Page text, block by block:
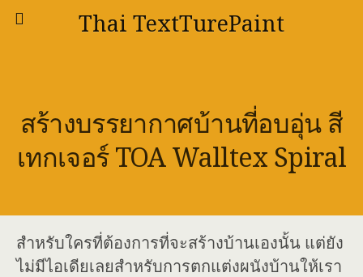
Thai TextTurePaint
สร้างบรรยากาศบ้านที่อบอุ่น สี
เทกเจอร์ TOA Walltex Spiral
สำหรับใครที่ต้องการที่จะสร้างบ้านเองนั้น แต่ยัง
ไม่มีไอเดียเลยสำหรับการตกแต่งผนังบ้านให้เรา